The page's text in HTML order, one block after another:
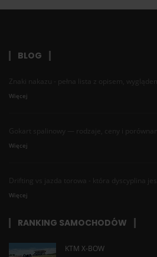
BLOG
Znaki nakazu - pełna lista z opisem,
Więcej
Gokart spalinowy — rodzaje, ceny i
Więcej
Drifting vs jazda torowa - która dyscyplina jest
Więcej
RANKING SAMOCHODÓW
KTM X-BOW